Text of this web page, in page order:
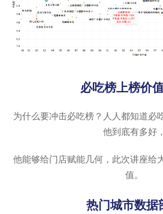
必吃榜上榜价
为什么要冲击必吃榜？人人都知道必
他到底有多好，
他能够给门店赋能几何，此次讲座给
值。
热门城市数据